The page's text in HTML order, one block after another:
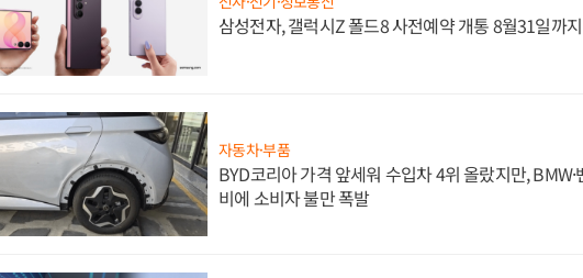
삼성전자, 갤럭시Z 폴드8 사전예약 개통 8월31일까
자동차·부품
BYD코리아 가격 앞세워 수입차 4위 올랐지만,
비에 소비자 불만 폭발